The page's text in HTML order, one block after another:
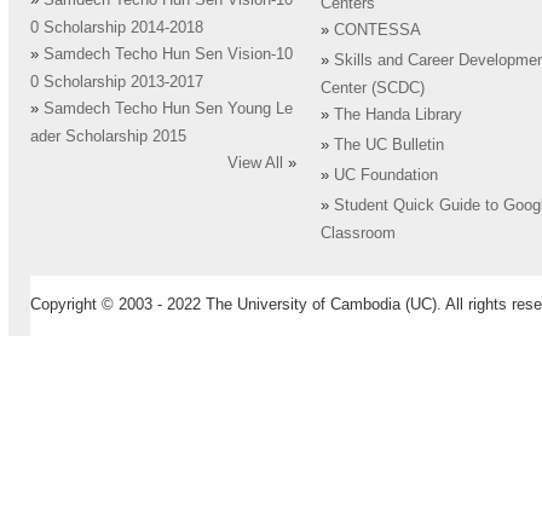
0 Scholarship 2014-2018
» Samdech Techo Hun Sen Vision-10
0 Scholarship 2013-2017
» Samdech Techo Hun Sen Young Le
ader Scholarship 2015
View All
»
Centers
» CONTESSA
» Skills and Career
Center (SCDC)
»
The Handa Library
»
The UC Bulletin
» UC Foundation
» Student Quick Guide to
Classroom
Copyright © 2003 - 2022 The University of Cambodia (UC). All rights